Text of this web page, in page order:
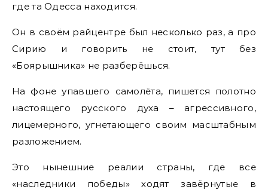
где та Одесса находится.
Он в своём райцентре был несколько раз, а про
Сирию и говорить не стоит, тут без
«Боярышника» не разберёшься.
На фоне упавшего самолёта, пишется полотно
настоящего русского духа – агрессивного,
лицемерного, угнетающего своим масштабным
разложением.
Это нынешние реалии страны, где все
«наследники победы» ходят завёрнутые в